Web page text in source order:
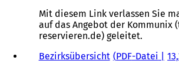
e
i
n
m
f
f
n
t
Mit diesem Link verlassen Sie
auf das Angebot der Kommunix
reservieren.de) geleitet.
Bezirksübersicht PDF-Datei